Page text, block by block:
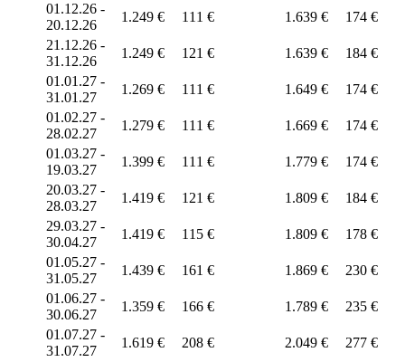
01.12.26 -
20.12.26
1.249 € 111 € 1.639 €
174 €
21.12.26 -
31.12.26
1.249 € 121 € 1.639 €
184 €
01.01.27 -
31.01.27
1.269 € 111 € 1.649 €
174 €
01.02.27 -
28.02.27
1.279 € 111 € 1.669 €
174 €
01.03.27 -
19.03.27
1.399 € 111 € 1.779 €
174 €
20.03.27 -
28.03.27
1.419 € 121 € 1.809 €
184 €
29.03.27 -
30.04.27
1.419 € 115 € 1.809 €
178 €
01.05.27 -
31.05.27
1.439 € 161 € 1.869 €
230 €
01.06.27 -
30.06.27
1.359 € 166 € 1.789 €
235 €
01.07.27 -
31.07.27
1.619 € 208 € 2.049 €
277 €